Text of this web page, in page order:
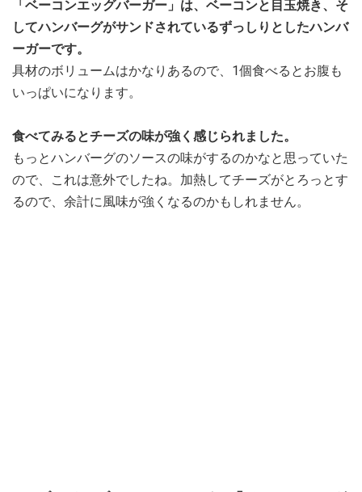
「ベーコンエッグバーガー」は、ベーコンと目玉焼き、そ
してハンバーグがサンドされているずっしりとしたハンバ
ーガーです。
具材のボリュームはかなりあるので、1個食べるとお腹も
いっぱいになります。
食べてみるとチーズの味が強く感じられました。
もっとハンバーグのソースの味がするのかなと思っていた
ので、これは意外でしたね。加熱してチーズがとろっとす
るので、余計に風味が強くなるのかもしれません。